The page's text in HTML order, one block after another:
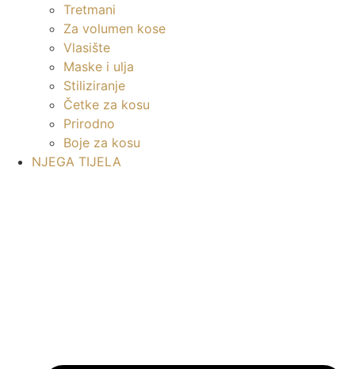
Tretmani
Za volumen kose
Vlasište
Maske i ulja
Stiliziranje
Četke za kosu
Prirodno
Boje za kosu
NJEGA TIJELA